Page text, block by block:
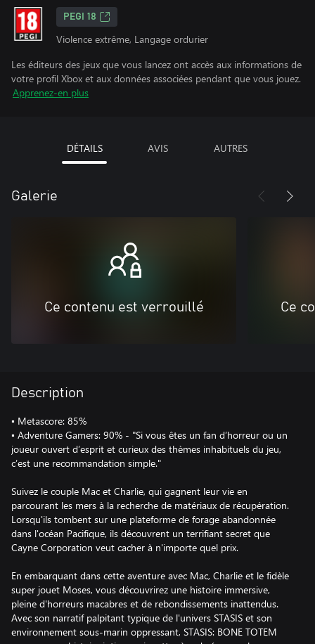
PEGI 18
Violence extrême, Langage ordurier
Les éditeurs des jeux que vous lancez ont accès aux informations de
votre profil Xbox et aux données associées pendant que vous jouez.
Apprenez-en plus
DÉTAILS AVIS AUTRES
Galerie
Ce contenu est verrouillé Ce
Description
▪ Metascore: 85%
▪ Adventure Gamers: 90% - "Si vous êtes un fan d’horreur ou un
joueur ouvert d’esprit et curieux des thèmes inhabituels du jeu,
c’est une recommandation simple."
Suivez le couple Mac et Charlie, qui gagnent leur vie en
parcourant les mers à la recherche de matériaux de récupération.
Lorsqu'ils tombent sur une plateforme de forage abandonnée
dans l'océan Pacifique, ils découvrent un terrifiant secret que
Cayne Corporation veut cacher à n'importe quel prix.
En embarquant dans cette aventure avec Mac, Charlie et le fidèle
super jouet Moses, vous découvrirez une histoire immersive,
pleine d'horreurs macabres et de rebondissements inattendus.
Avec son narratif palpitant typique de l'univers STASIS et son
environnement sous-marin oppressant, STASIS: BONE TOTEM